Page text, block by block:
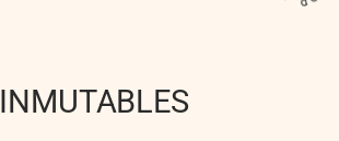
INMUTABLES